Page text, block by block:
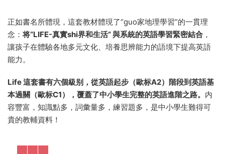
正如書名所體現，這套教材體現了“guo家地理學習”的一貫理
念：将“LIFE-真實shi界和生活” 與系統的英語學習緊密結合 ，
讓孩子在體驗各地多元文化、培養思辨能力的語境下提高英語
能力。
Life 這套書有六個級别，從英語起步（歐标A2）階段到英語基
本過關（歐标C1），覆蓋了中小學生完整的英語進階之路。 内
容豐富，知識點多，詞彙量多，練習題多，是中小學生難得可
貴的教輔資料！